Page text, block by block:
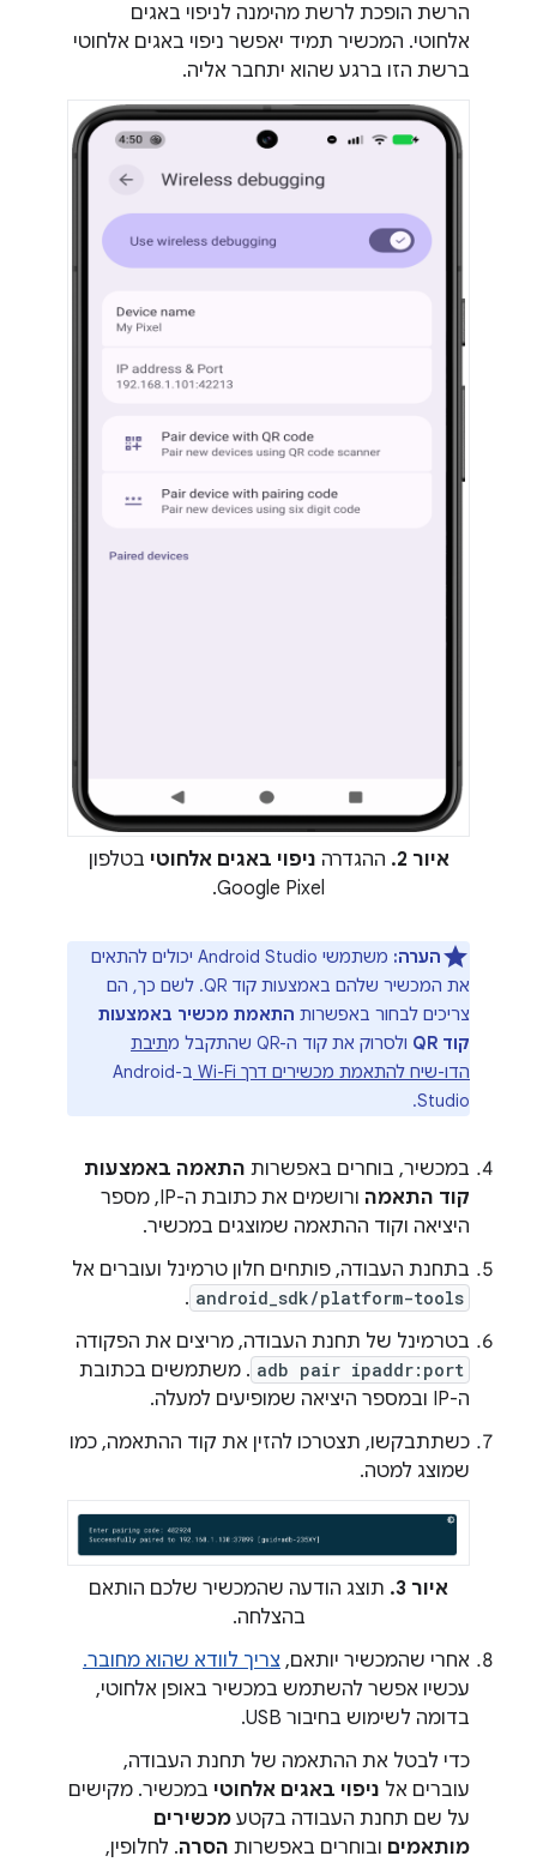
הרשת הופכת לרשת מהימנה לניפוי באגים
אלחוטי. המכשיר תמיד יאפשר ניפוי באגים אלחוטי
ברשת הזו ברגע שהוא יתחבר אליה.
איור 2. ההגדרה ניפוי באגים אלחוטי בטלפון
Google Pixel.
הערה:
משתמשי Android Studio יכולים להתאים
את המכשיר שלהם באמצעות קוד QR. לשם כך, הם
צריכים לבחור באפשרות התאמת מכשיר באמצעות
קוד QR
ולסרוק את קוד ה-QR שהתקבל מ
תיבת
הדו-שיח להתאמת מכשירים דרך Wi-Fi
ב-Android
Studio.
במכשיר, בוחרים באפשרות התאמה באמצעות
קוד התאמה
ורושמים את כתובת ה-IP, מספר
היציאה וקוד ההתאמה שמוצגים במכשיר.
בתחנת העבודה, פותחים חלון טרמינל ועוברים אל
android_sdk/platform-tools
.
בטרמינל של תחנת העבודה, מריצים את הפקודה
adb pair ipaddr:port . משתמשים בכתובת
ה-IP ובמספר היציאה שמופיעים למעלה.
כשתתבקשו, תצטרכו להזין את קוד ההתאמה, כמו
שמוצג למטה.
איור 3.
תוצג הודעה שהמכשיר שלכם הותאם
בהצלחה.
אחרי שהמכשיר יותאם, צריך לוודא שהוא מחובר.
עכשיו אפשר להשתמש במכשיר באופן אלחוטי,
בדומה לשימוש בחיבור USB.
כדי לבטל את ההתאמה של תחנת העבודה,
עוברים אל ניפוי באגים אלחוטי במכשיר. מקישים
על שם תחנת העבודה בקטע מכשירים
מותאמים ובוחרים באפשרות הסרה. לחלופין,